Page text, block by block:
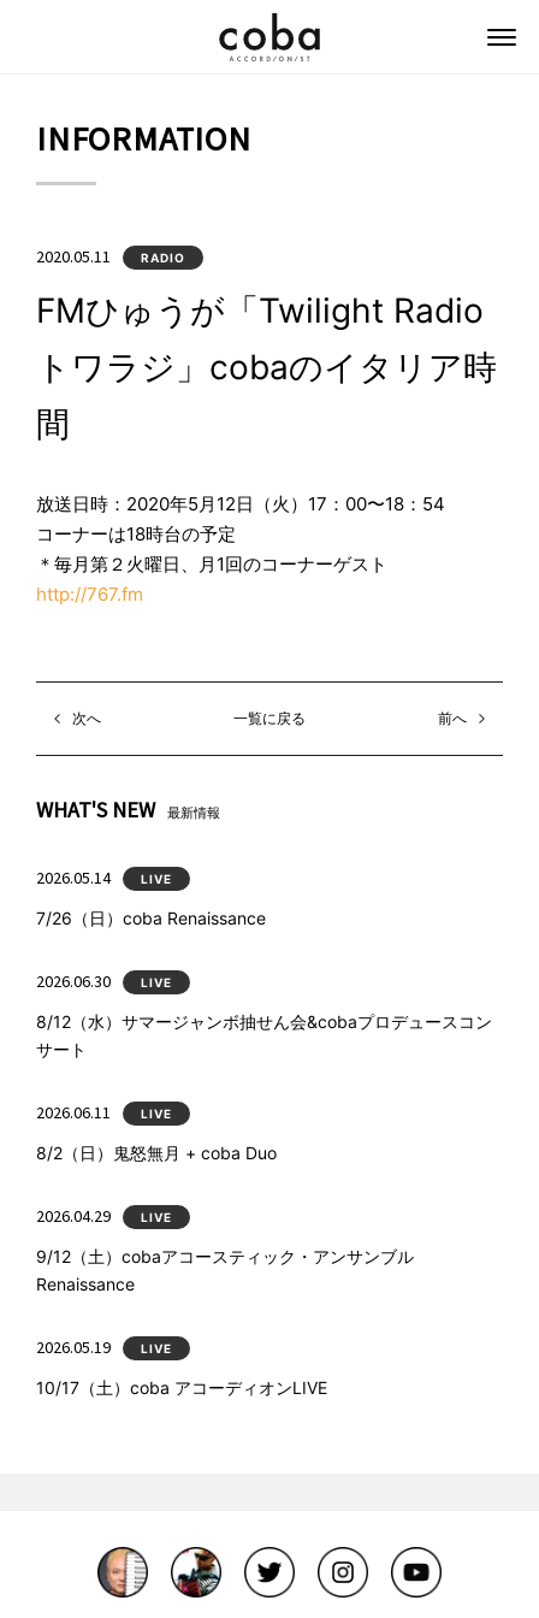
INFORMATION
2020.05.11 RADIO
FMひゅうが「Twilight Radio
トワラジ」cobaのイタリア時
間
放送日時：2020年5月12日（火）17：00〜18：54
コーナーは18時台の予定
＊毎月第２火曜日、月1回のコーナーゲスト
http://767.fm
次へ 一覧に戻る 前へ
WHAT'S NEW 最新情報
2026.05.14 LIVE
7/26（日）coba Renaissance
2026.06.30 LIVE
8/12（水）サマージャンボ抽せん会&cobaプロデュースコン
サート
2026.06.11 LIVE
8/2（日）鬼怒無月 + coba Duo
2026.04.29 LIVE
9/12（土）cobaアコースティック・アンサンブル
Renaissance
2026.05.19 LIVE
10/17（土）coba アコーディオンLIVE